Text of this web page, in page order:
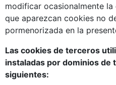
modificar ocasionalmente
que aparezcan cookies no
pormenorizada en la
Las cookies de terceros
instaladas por dominios de
siguientes: